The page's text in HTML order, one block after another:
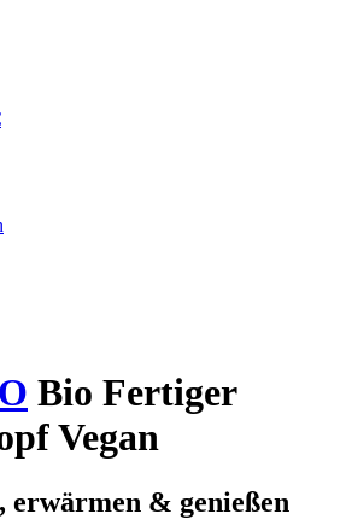
Bio Fertiger
Vegan
erwärmen & genießen